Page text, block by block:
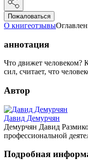
Пожаловаться
О книгеотзывы
аннотация
Что движет человеком?
сил, считает, что
Автор
Давид Демурчян
Демурчян Давид
профессиональной
Подробная